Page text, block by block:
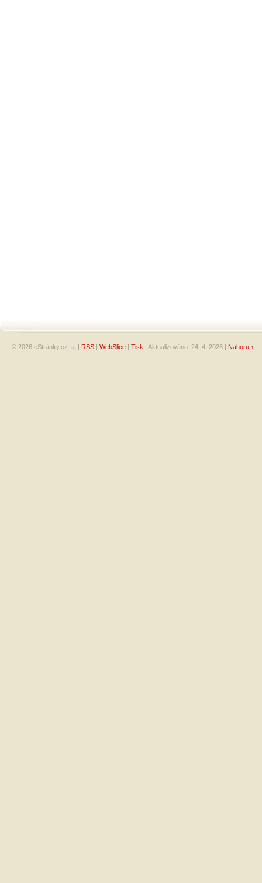
© 2026 eStránky.cz | RSS | WebSlice | Tisk | Aktualizováno: 24. 4. 2026 | Nahoru ↑